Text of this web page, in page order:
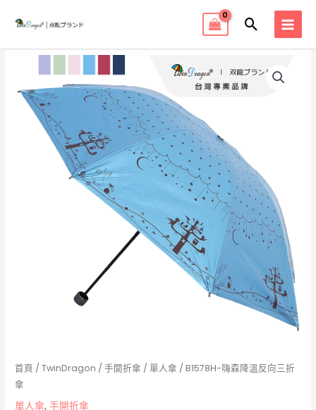
搜
尋
首頁 /TwinDragon /手開折傘 /單人傘 / B1578H-嗨森降溫反向三折
傘
單人傘,手開折傘